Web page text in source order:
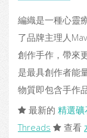
編織是一種心靈
了品牌主理人
創作手作，帶來
是最具創作者能
物質即包含手作
最新的 精選
Threads
查看